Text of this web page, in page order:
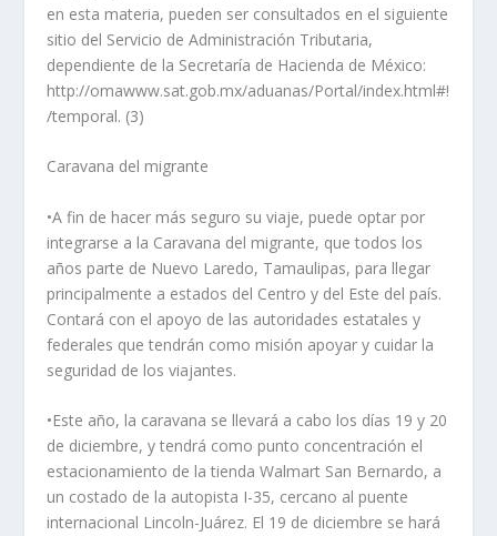
en esta materia, pueden ser consultados en el siguiente
sitio del Servicio de Administración Tributaria,
dependiente de la Secretaría de Hacienda de México:
http://omawww.sat.gob.mx/aduanas/Portal/index.html#!
/temporal. (3)
Caravana del migrante
•A fin de hacer más seguro su viaje, puede optar por
integrarse a la Caravana del migrante, que todos los
años parte de Nuevo Laredo, Tamaulipas, para llegar
principalmente a estados del Centro y del Este del país.
Contará con el apoyo de las autoridades estatales y
federales que tendrán como misión apoyar y cuidar la
seguridad de los viajantes.
•Este año, la caravana se llevará a cabo los días 19 y 20
de diciembre, y tendrá como punto concentración el
estacionamiento de la tienda Walmart San Bernardo, a
un costado de la autopista I-35, cercano al puente
internacional Lincoln-Juárez. El 19 de diciembre se hará